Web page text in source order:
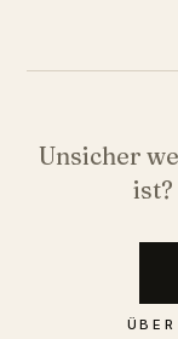
Unsicher
ist?